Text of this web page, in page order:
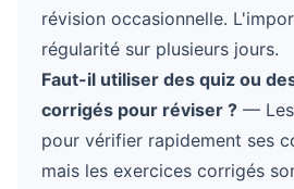
révision occasionnelle.
régularité sur plusieurs jours.
Faut-il utiliser des quiz ou
corrigés pour réviser ? —
pour vérifier rapidement ses
mais les exercices corrigés